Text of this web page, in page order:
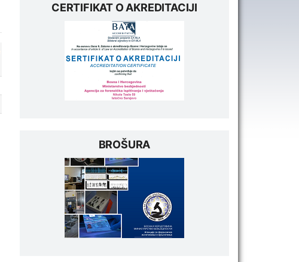
CERTIFIKAT O AKREDITACIJI
BROŠURA